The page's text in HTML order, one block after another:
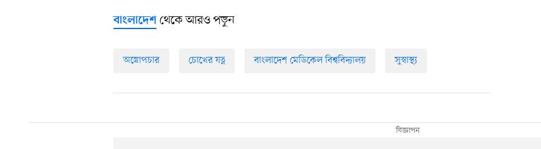
বাংলাদেশ থেকে আরও পড়ুন
অস্ত্রোপচার চোখের যত্ন বাংলাদেশ মেডিকেল বিশ্ববিদ্যালয় সুস্বাস্থ্য